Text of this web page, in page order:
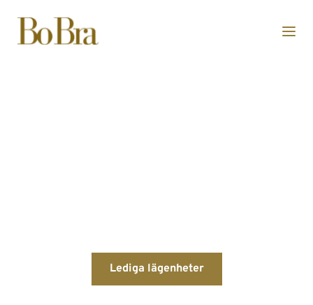
Lediga lägenheter